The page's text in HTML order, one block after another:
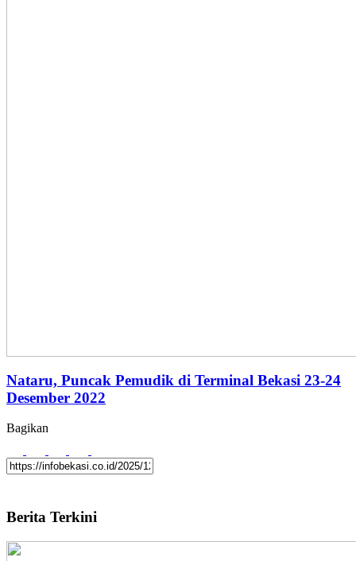
Nataru, Puncak Pemudik di Terminal Bekasi 23-24
Desember 2022
Bagikan
Berita Terkini